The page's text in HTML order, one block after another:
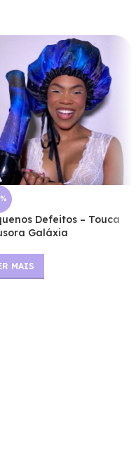
Defeitos – Touca
Galáxia
MAIS